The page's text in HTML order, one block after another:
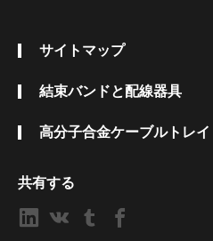
サイトマップ
結束バンドと配線器具
高分子合金ケーブルトレイ
共有する